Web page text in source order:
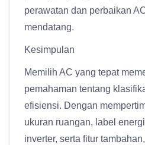
perawatan dan perbaikan
mendatang.
Kesimpulan
Memilih AC yang tepat
pemahaman tentang
efisiensi. Dengan
ukuran ruangan, label
inverter, serta fitur